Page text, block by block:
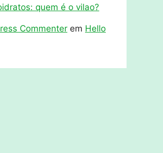
quem é o vilao?
Commenter em Hello